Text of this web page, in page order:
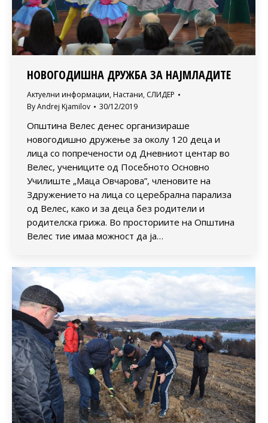
НОВОГОДИШНА ДРУЖБА ЗА НАЈМЛАДИТЕ
Актуелни информации, Настани, СЛИДЕР
ByAndrej Kjamilov 30/12/2019
Општина Велес денес организираше
новогодишно дружење за околу 120 деца и
лица со попречености од Дневниот центар во
Велес, учениците од Посебното Основно
Училиште „Маца Овчарова”, членовите на
Здружението на лица со церебрална парализа
од Велес, како и за деца без родители и
родителска грижа. Во просториите на Општина
Велес тие имаа можност да ја…